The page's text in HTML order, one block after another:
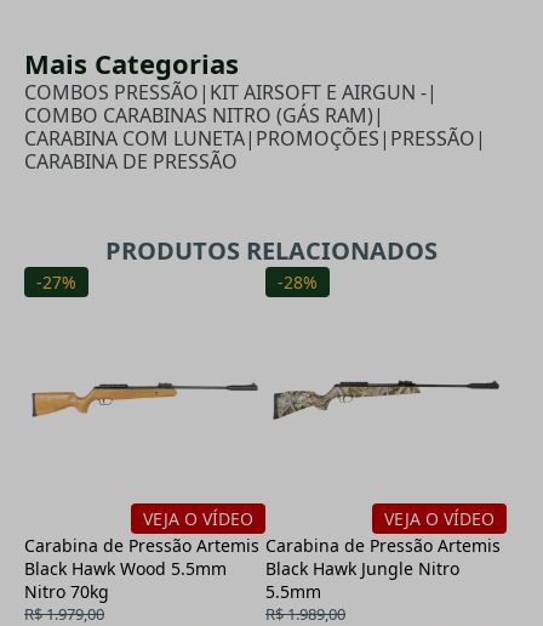
Mais Categorias
COMBOS PRESSÃO| KIT AIRSOFT E AIRGUN -|
COMBO CARABINAS NITRO (GÁS RAM)|
CARABINA COM LUNETA| PROMOÇÕES| PRESSÃO|
CARABINA DE PRESSÃO
PRODUTOS RELACIONADOS
-27%
VEJA O VÍDEO
Carabina de Pressão Artemis
Black Hawk Wood 5.5mm
Nitro 70kg
R$ 1.979,00
-28%
VEJA O VÍDEO
Carabina de Pressão Artemis
Black Hawk Jungle Nitro
5.5mm
R$ 1.989,00